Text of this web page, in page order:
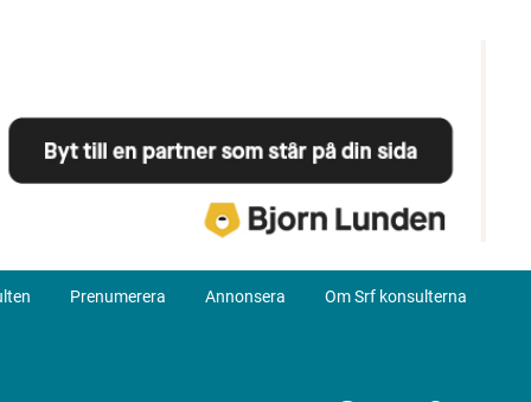
Prenumerera Annonsera Om Srf konsulterna